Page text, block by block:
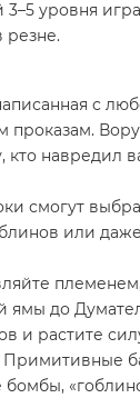
3–5 уровня
с
проказам.
кто навредил
смогут
или
ямы до
и растите
Примитивные